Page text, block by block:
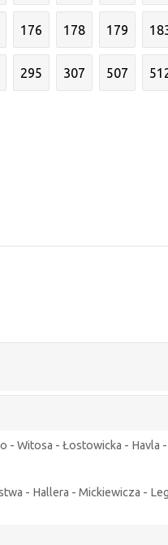
176 178 179
295 307 507
- Witosa - Łostowicka - Havla
- Hallera - Mickiewicza -